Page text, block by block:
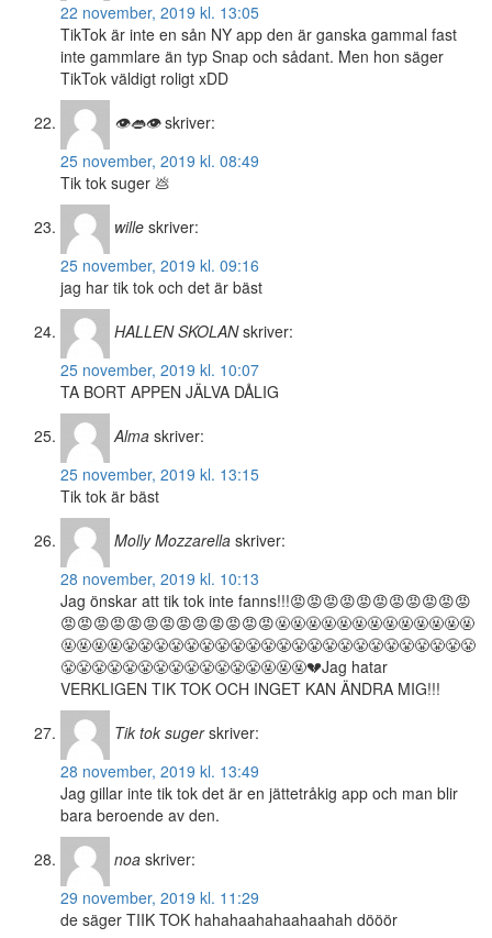
22 november, 2019 kl. 13:05
TikTok är inte en sån NY app den är ganska gammal fast
inte gammlare än typ Snap och sådant. Men hon säger
TikTok väldigt roligt xDD
👁👄👁 skriver:
25 november, 2019 kl. 08:49
Tik tok suger 💩
wille skriver:
25 november, 2019 kl. 09:16
jag har tik tok och det är bäst
HALLEN SKOLAN skriver:
25 november, 2019 kl. 10:07
TA BORT APPEN JÄLVA DÅLIG
Alma skriver:
25 november, 2019 kl. 13:15
Tik tok är bäst
Molly Mozzarella skriver:
28 november, 2019 kl. 10:13
Jag önskar att tik tok inte fanns!!!😡😡😡😡😡😡😡😡😡😡😡
😡😡😡😡😡😡😡😡😡😡😡😡😡🤬🤬🤬🤬🤬🤬🤬🤬🤬🤬🤬🤬🤬
🤬🤬🤬🤬😤😤😤😤😤😤😤😤😤😤😤😤😤😤😤😤😤😤😤😤😤😤😤
😤😤😤😤😤😤😤😤😤😤😤😤😤🤬🤬🤬💔Jag hatar
VERKLIGEN TIK TOK OCH INGET KAN ÄNDRA MIG!!!
Tik tok suger skriver:
28 november, 2019 kl. 13:49
Jag gillar inte tik tok det är en jättetråkig app och man blir
bara beroende av den.
noa skriver:
29 november, 2019 kl. 11:29
de säger TIIK TOK hahahaahahaahaahah dööör